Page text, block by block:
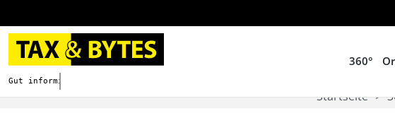
Gut informieren. Besser digitalisieren.
360°
Startseite